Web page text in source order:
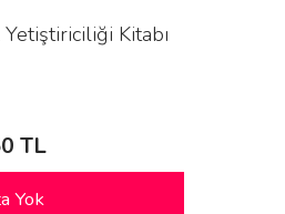
Kitabı
TL
Yok